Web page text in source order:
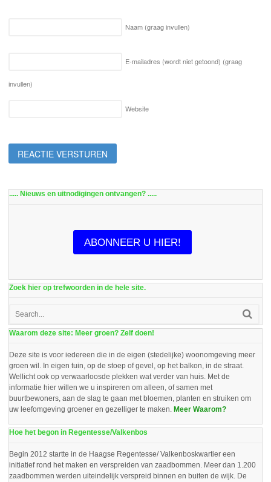
Naam (graag invullen)
E-mailadres (wordt niet getoond) (graag
invullen)
Website
..... Nieuws en uitnodigingen ontvangen? .....
ABONNEER U HIER!
Zoek hier op trefwoorden in de hele site.
Waarom deze site: Meer groen? Zelf doen!
Deze site is voor iedereen die in de eigen (stedelijke) woonomgeving meer
groen wil. In eigen tuin, op de stoep of gevel, op het balkon, in de straat.
Wellicht ook op verwaarloosde plekken wat verder van huis. Met de
informatie hier willen we u inspireren om alleen, of samen met
buurtbewoners, aan de slag te gaan met bloemen, planten en struiken om
uw leefomgeving groener en gezelliger te maken. Meer Waarom?
Hoe het begon in Regentesse/Valkenbos
Begin 2012 startte in de Haagse Regentesse/ Valkenboskwartier een
initiatief rond het maken en verspreiden van zaadbommen. Meer dan 1.200
zaadbommen werden uiteindelijk verspreid binnen en buiten de wijk. De